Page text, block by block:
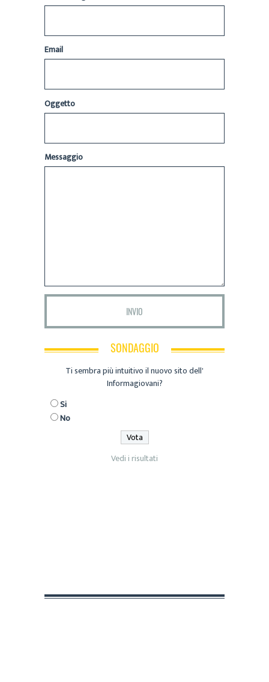
Email
Oggetto
Messaggio
SONDAGGIO
Ti sembra più intuitivo il nuovo sito dell'
Informagiovani?
Si
No
Vedi i risultati